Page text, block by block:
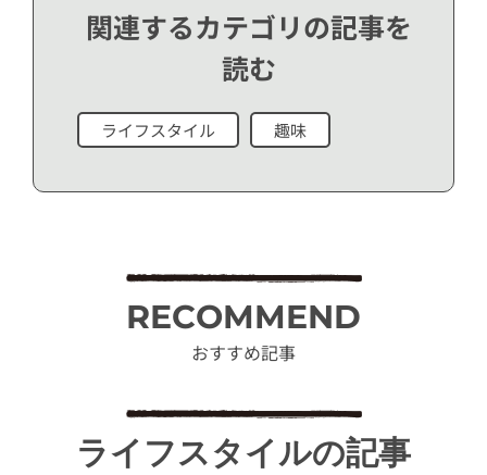
関連するカテゴリの記事を
読む
ライフスタイル 趣味
RECOMMEND
おすすめ記事
ライフスタイルの記事